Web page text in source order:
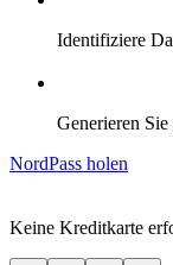
Identifiziere
Generieren Sie
NordPass holen
Keine Kreditkarte